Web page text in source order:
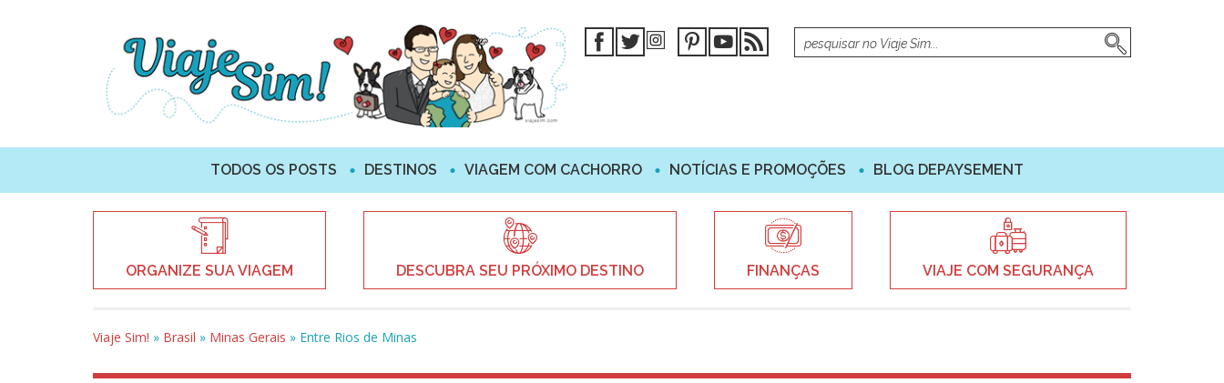
TODOS OS POSTS DESTINOS VIAGEM COM CACHORRO NOTÍCIAS E PROMOÇÕES BLOG DEPAYSEMENT
ORGANIZE SUA VIAGEM DESCUBRA SEU PRÓXIMO DESTINO FINANÇAS VIAJE COM SEGURANÇA
Viaje Sim! » Brasil » Minas Gerais » Entre Rios de Minas